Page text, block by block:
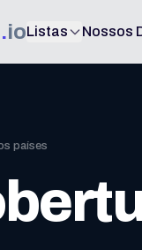
.ioListas Nossos
países